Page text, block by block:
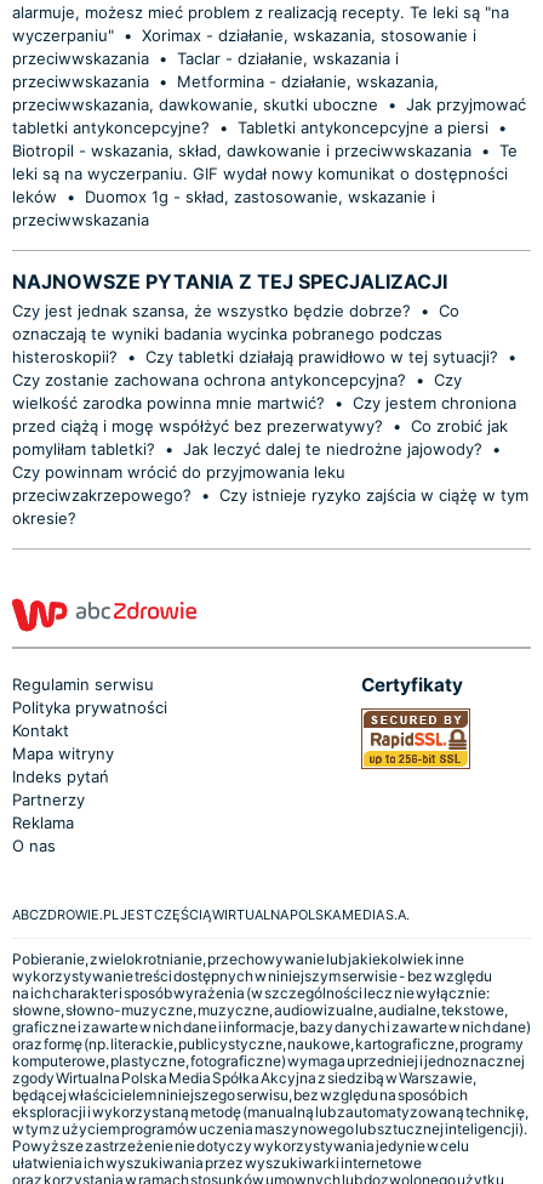
alarmuje, możesz mieć problem z realizacją recepty. Te leki są "na
wyczerpaniu" • Xorimax - działanie, wskazania, stosowanie i
przeciwwskazania • Taclar - działanie, wskazania i
przeciwwskazania •
Metformina - działanie, wskazania,
przeciwwskazania, dawkowanie, skutki uboczne
• Jak przyjmować
tabletki antykoncepcyjne?
• Tabletki antykoncepcyjne a piersi •
Biotropil - wskazania, skład, dawkowanie i przeciwwskazania • Te
leki są na wyczerpaniu. GIF wydał nowy komunikat o dostępności
leków
•
Duomox 1g - skład, zastosowanie, wskazanie i
przeciwwskazania
NAJNOWSZE PYTANIA Z TEJ SPECJALIZACJI
Czy jest jednak szansa, że wszystko będzie dobrze? • Co
oznaczają te wyniki badania wycinka pobranego podczas
histeroskopii?
• Czy tabletki działają prawidłowo w tej sytuacji?
•
Czy zostanie zachowana ochrona antykoncepcyjna?
• Czy
wielkość zarodka powinna mnie martwić?
• Czy jestem chroniona
przed ciążą i mogę współżyć bez prezerwatywy?
• Co zrobić jak
pomyliłam tabletki?
• Jak leczyć dalej te niedrożne jajowody?
•
Czy powinnam wrócić do przyjmowania leku
przeciwzakrzepowego?
• Czy istnieje ryzyko zajścia w ciążę w tym
okresie?
Regulamin serwisu
Polityka prywatności
Kontakt
Mapa witryny
Indeks pytań
Partnerzy
Reklama
O nas
Certyfikaty
ABCZDROWIE.PL JEST CZĘŚCIĄ WIRTUALNA POLSKA MEDIA S.A.
Pobieranie, zwielokrotnianie, przechowywanie lub jakiekolwiek inne
wykorzystywanie treści dostępnych w niniejszym serwisie - bez względu
na ich charakter i sposób wyrażenia (w szczególności lecz nie wyłącznie:
słowne, słowno-muzyczne, muzyczne, audiowizualne, audialne, tekstowe,
graficzne i zawarte w nich dane i informacje, bazy danych i zawarte w nich dane)
oraz formę (np. literackie, publicystyczne, naukowe, kartograficzne, programy
komputerowe, plastyczne, fotograficzne) wymaga uprzedniej i jednoznacznej
zgody Wirtualna Polska Media Spółka Akcyjna z siedzibą w Warszawie,
będącej właścicielem niniejszego serwisu, bez względu na sposób ich
eksploracji i wykorzystaną metodę (manualną lub zautomatyzowaną technikę,
w tym z użyciem programów uczenia maszynowego lub sztucznej inteligencji).
Powyższe zastrzeżenie nie dotyczy wykorzystywania jedynie w celu
ułatwienia ich wyszukiwania przez wyszukiwarki internetowe
oraz korzystania w ramach stosunków umownych lub dozwolonego użytku